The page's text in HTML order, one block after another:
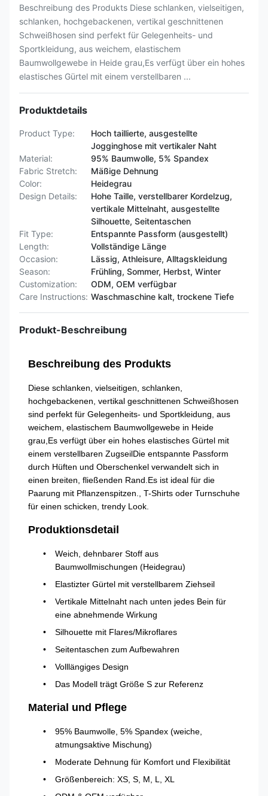
Beschreibung des Produkts Diese schlanken, vielseitigen,
schlanken, hochgebackenen, vertikal geschnittenen
Schweißhosen sind perfekt für Gelegenheits- und
Sportkleidung, aus weichem, elastischem
Baumwollgewebe in Heide grau,Es verfügt über ein hohes
elastisches Gürtel mit einem verstellbaren ...
Produktdetails
Product Type:
Hoch taillierte, ausgestellte
Jogginghose mit vertikaler Naht
Material:
95% Baumwolle, 5% Spandex
Fabric Stretch:
Mäßige Dehnung
Color:
Heidegrau
Design Details:
Hohe Taille, verstellbarer Kordelzug,
vertikale Mittelnaht, ausgestellte
Silhouette, Seitentaschen
Fit Type:
Entspannte Passform (ausgestellt)
Length:
Vollständige Länge
Occasion:
Lässig, Athleisure, Alltagskleidung
Season:
Frühling, Sommer, Herbst, Winter
Customization:
ODM, OEM verfügbar
Care Instructions: Waschmaschine kalt, trockene Tiefe
Produkt-Beschreibung
Beschreibung des Produkts
Diese schlanken, vielseitigen, schlanken,
hochgebackenen, vertikal geschnittenen Schweißhosen
sind perfekt für Gelegenheits- und Sportkleidung, aus
weichem, elastischem Baumwollgewebe in Heide
grau,Es verfügt über ein hohes elastisches Gürtel mit
einem verstellbaren ZugseilDie entspannte Passform
durch Hüften und Oberschenkel verwandelt sich in
einen breiten, fließenden Rand.Es ist ideal für die
Paarung mit Pflanzenspitzen., T-Shirts oder Turnschuhe
für einen schicken, trendy Look.
Produktionsdetail
Weich, dehnbarer Stoff aus
Baumwollmischungen (Heidegrau)
Elastizter Gürtel mit verstellbarem Ziehseil
Vertikale Mittelnaht nach unten jedes Bein für
eine abnehmende Wirkung
Silhouette mit Flares/Mikroflares
Seitentaschen zum Aufbewahren
Volllängiges Design
Das Modell trägt Größe S zur Referenz
Material und Pflege
95% Baumwolle, 5% Spandex (weiche,
atmungsaktive Mischung)
Moderate Dehnung für Komfort und Flexibilität
Größenbereich: XS, S, M, L, XL